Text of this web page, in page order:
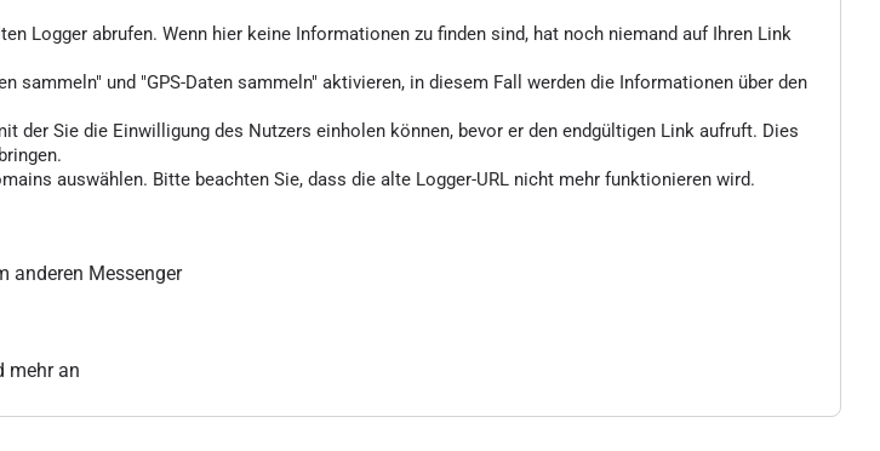
Logger abrufen. Wenn hier keine Informationen zu finden sind, hat noch niemand auf Ihren Link
sammeln" und "GPS-Daten sammeln" aktivieren, in diesem Fall werden die Informationen über den
der Sie die Einwilligung des Nutzers einholen können, bevor er den endgültigen Link aufruft. Dies
auswählen. Bitte beachten Sie, dass die alte Logger-URL nicht mehr funktionieren wird.
anderen Messenger
mehr an